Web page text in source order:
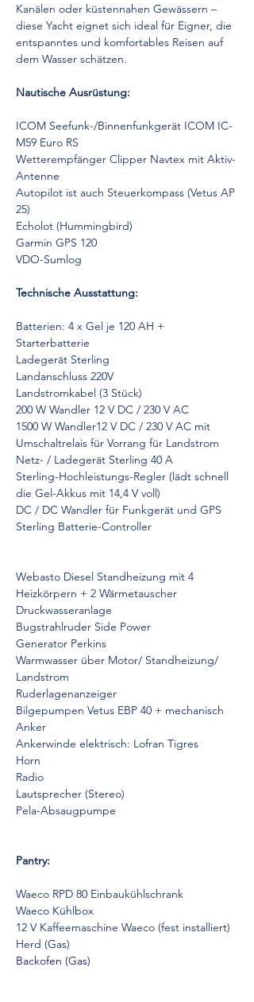
Kanälen oder küstennahen Gewässern –
diese Yacht eignet sich ideal für Eigner, die
entspanntes und komfortables Reisen auf
dem Wasser schätzen.
Nautische Ausrüstung:
ICOM Seefunk-/Binnenfunkgerät ICOM IC-
M59 Euro RS
Wetterempfänger Clipper Navtex mit Aktiv-
Antenne
Autopilot ist auch Steuerkompass (Vetus AP
25)
Echolot (Hummingbird)
Garmin GPS 120
VDO-Sumlog
Technische Ausstattung:
Batterien: 4 x Gel je 120 AH +
Starterbatterie
Ladegerät Sterling
Landanschluss 220V
Landstromkabel (3 Stück)
200 W Wandler 12 V DC / 230 V AC
1500 W Wandler12 V DC / 230 V AC mit
Umschaltrelais für Vorrang für Landstrom
Netz- / Ladegerät Sterling 40 A
Sterling-Hochleistungs-Regler (lädt schnell
die Gel-Akkus mit 14,4 V voll)
DC / DC Wandler für Funkgerät und GPS
Sterling Batterie-Controller
Webasto Diesel Standheizung mit 4
Heizkörpern + 2 Wärmetauscher
Druckwasseranlage
Bugstrahlruder Side Power
Generator Perkins
Warmwasser über Motor/ Standheizung/
Landstrom
Ruderlagenanzeiger
Bilgepumpen Vetus EBP 40 + mechanisch
Anker
Ankerwinde elektrisch: Lofran Tigres
Horn
Radio
Lautsprecher (Stereo)
Pela-Absaugpumpe
Pantry:
Waeco RPD 80 Einbaukühlschrank
Waeco Kühlbox
12 V Kaffeemaschine Waeco (fest installiert)
Herd (Gas)
Backofen (Gas)